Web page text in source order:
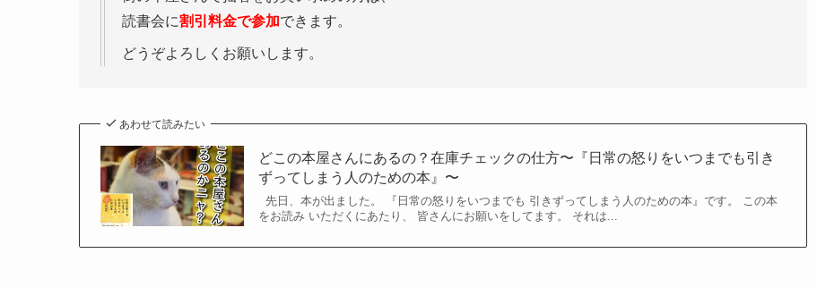
読書会に割引料金で参加できます。
どうぞよろしくお願いします。
あわせて読みたい
どこの本屋さんにあるの？在庫チェックの仕方〜『日常の怒りをいつまでも引き
ずってしまう人のための本』〜
先日、本が出ました。 『日常の怒りをいつまでも 引きずってしまう人のための本』です。 この本
をお読み いただくにあたり、 皆さんにお願いをしてます。 それは...